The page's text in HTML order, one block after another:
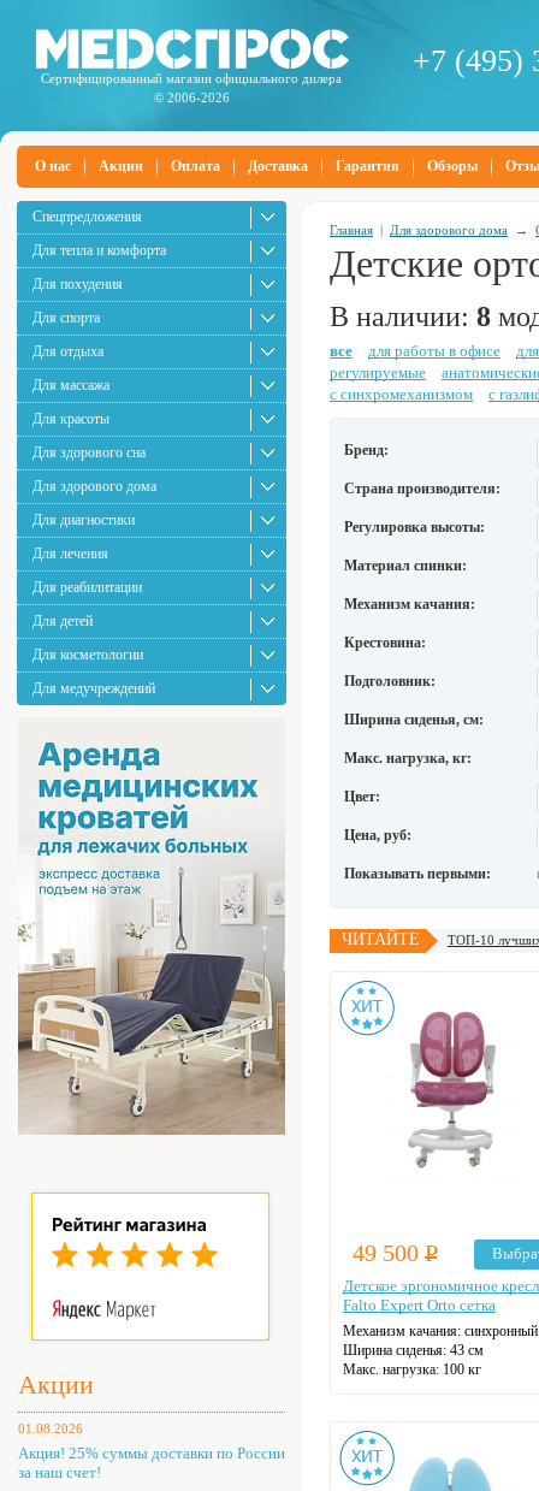
Сертифицированный магазин официального дилера
© 2006-2026
+7 (495)
О нас Акции Оплата Доставка Гарантия Обзоры
Спецпредложения
Для тепла и комфорта
Для похудения
Для спорта
Для отдыха
Для массажа
Для красоты
Для здорового сна
Для здорового дома
Для диагностики
Для лечения
Для реабилитации
Для детей
Для косметологии
Для медучреждений
Акции
01.08.2026
Акция! 25% суммы доставки по России
за наш счет!
Главная | Для здорового дома →
Детские
В наличии: 8
все для работы в офисе
регулируемые
с синхромеханизмом
с
Бренд:
Страна производителя:
Регулировка высоты:
Материал спинки:
Механизм качания:
Крестовина:
Подголовник:
Ширина сиденья, см:
Макс. нагрузка, кг:
Цвет:
Цена, руб:
Показывать первыми:
ЧИТАЙТЕ ТОП-10 лучших
49 500 Р
Детское эргономичное
Falto Expert Orto сетка
Механизм качания: синхронный
Ширина сиденья: 43 см
Макс. нагрузка: 100 кг
Крестовина: пластиковая
Цвет: на выбор